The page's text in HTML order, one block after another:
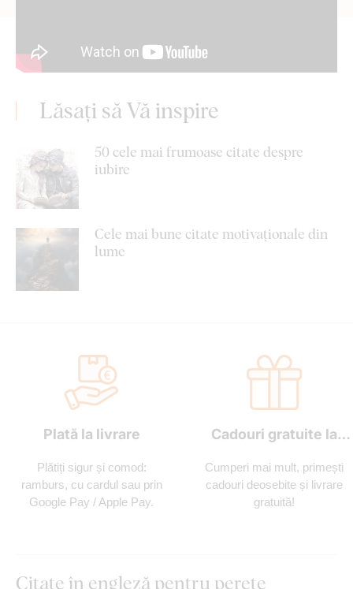
Lăsați să Vă inspire
50 cele mai frumoase citate despre
iubire
Cele mai bune citate motivaționale din
lume
Plată la livrare
Plătiți sigur și comod:
ramburs, cu cardul sau prin
Google Pay / Apple Pay.
Cadouri gratuite la
Cumperi mai mult, primești
cadouri deosebite și livrare
gratuită!
Citate în engleză pentru perete